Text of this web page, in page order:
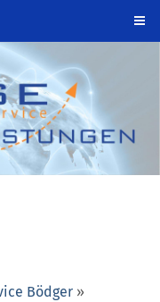
Bödger »